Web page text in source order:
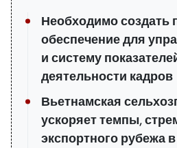
Необходимо создать
обеспечение для
и систему
деятельности кадров
Вьетнамская
ускоряет темпы,
экспортного рубежа